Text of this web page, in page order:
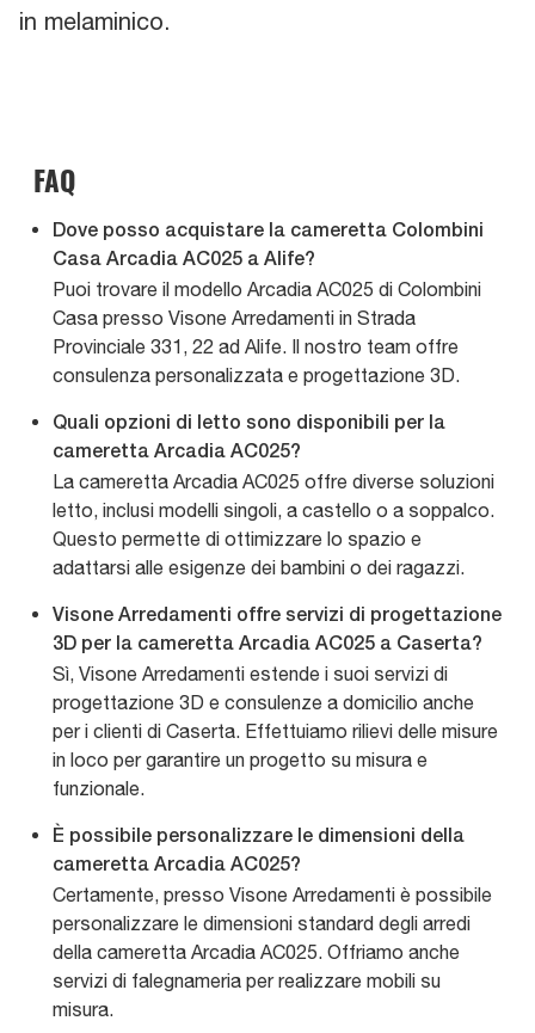
in melaminico.
FAQ
Dove posso acquistare la cameretta Colombini
Casa Arcadia AC025 a Alife?
Puoi trovare il modello Arcadia AC025 di Colombini
Casa presso Visone Arredamenti in Strada
Provinciale 331, 22 ad Alife. Il nostro team offre
consulenza personalizzata e progettazione 3D.
Quali opzioni di letto sono disponibili per la
cameretta Arcadia AC025?
La cameretta Arcadia AC025 offre diverse soluzioni
letto, inclusi modelli singoli, a castello o a soppalco.
Questo permette di ottimizzare lo spazio e
adattarsi alle esigenze dei bambini o dei ragazzi.
Visone Arredamenti offre servizi di progettazione
3D per la cameretta Arcadia AC025 a Caserta?
Sì, Visone Arredamenti estende i suoi servizi di
progettazione 3D e consulenze a domicilio anche
per i clienti di Caserta. Effettuiamo rilievi delle misure
in loco per garantire un progetto su misura e
funzionale.
È possibile personalizzare le dimensioni della
cameretta Arcadia AC025?
Certamente, presso Visone Arredamenti è possibile
personalizzare le dimensioni standard degli arredi
della cameretta Arcadia AC025. Offriamo anche
servizi di falegnameria per realizzare mobili su
misura.